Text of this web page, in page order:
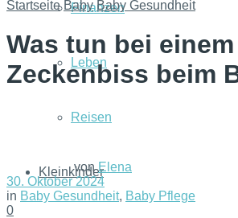
Finanzen
Leben
Reisen
Kleinkinder
Startseite Baby Baby Gesundheit
Was tun bei einem
Zeckenbiss beim
von Elena
30. Oktober 2024
in Baby Gesundheit, Baby Pflege
0